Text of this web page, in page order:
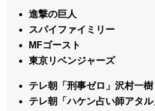
進撃の巨人
スパイファイミリー
MFゴースト
東京リベンジャーズ
テレ朝「刑事ゼロ」沢村一樹
テレ朝「ハケン占い師アタ